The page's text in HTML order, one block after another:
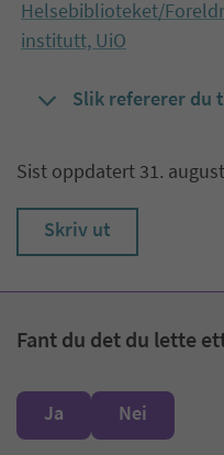
Helsebiblioteket/
institutt, UiO
Slik refererer du
Sist oppdatert 31.
Skriv ut
Fant du det du lette
Ja Nei